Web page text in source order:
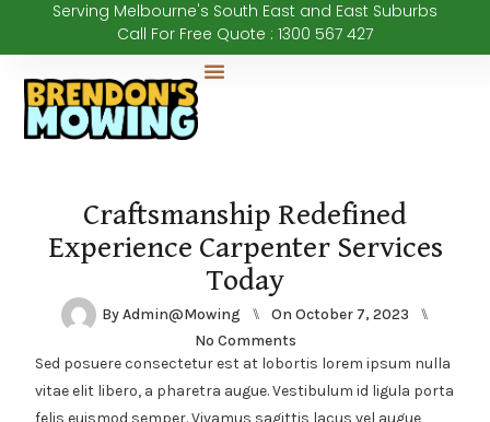
Serving Melbourne's South East and East Suburbs
Call For Free Quote : 1300 567 427
Craftsmanship Redefined
Experience Carpenter Services
Today
ByAdmin@mowing ⑊ On October 7, 2023
⑊
No Comments
Sed posuere consectetur est at lobortis lorem ipsum nulla
vitae elit libero, a pharetra augue. Vestibulum id ligula porta
felis euismod semper. Vivamus sagittis lacus vel augue